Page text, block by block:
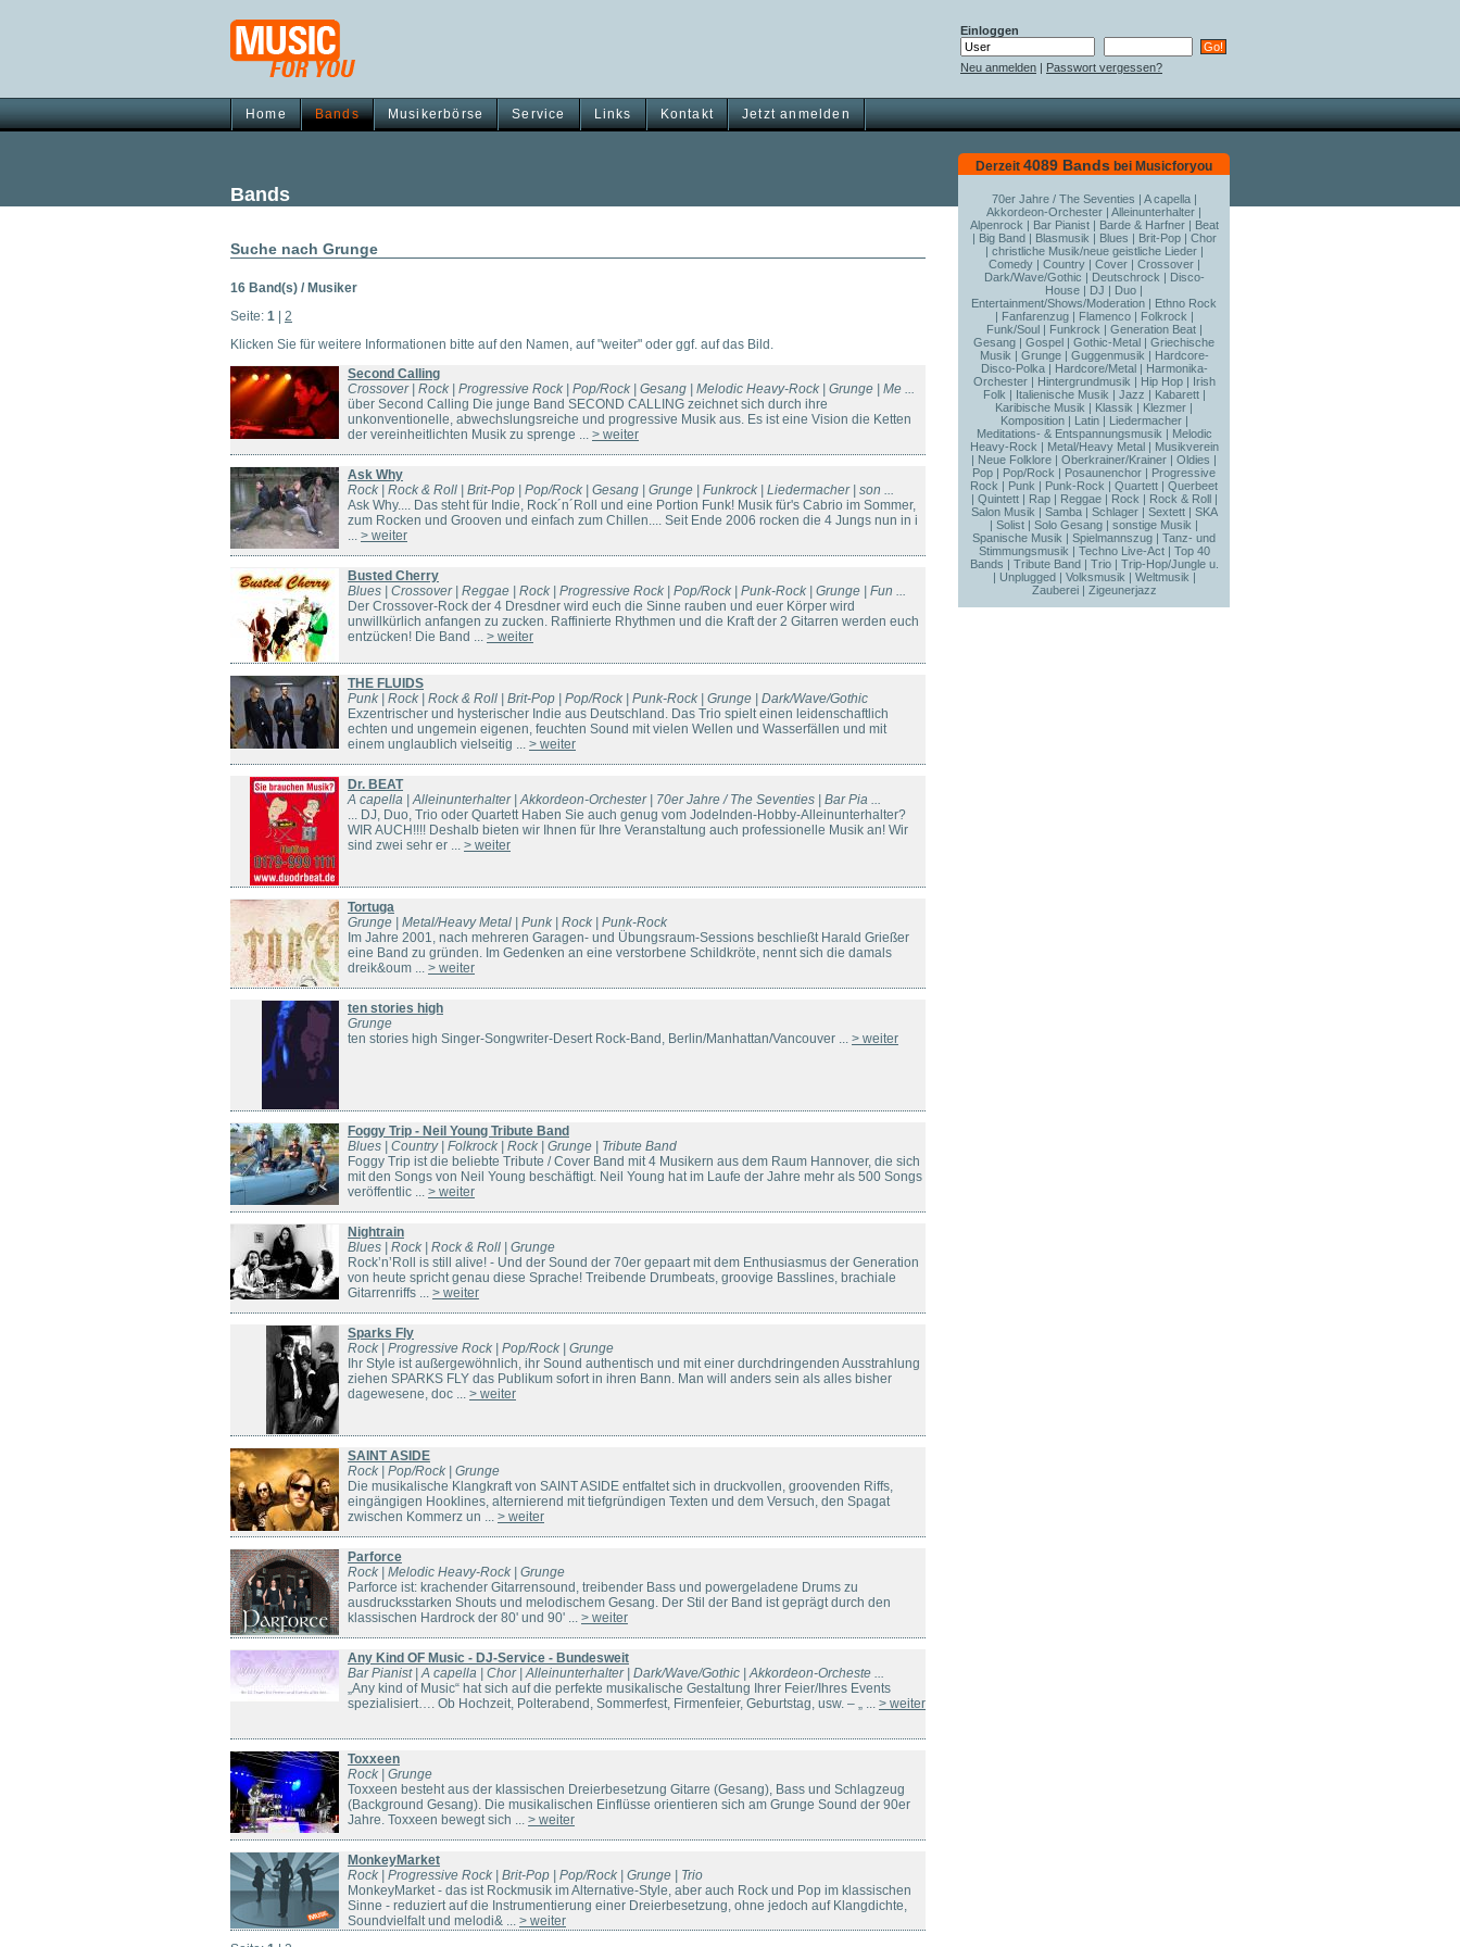
Einloggen
Neu anmelden | Passwort vergessen?
Home Bands Musikerbörse Service Links Kontakt Jetzt anmelden
Derzeit 4089 Bands bei Musicforyou
70er Jahre / The Seventies | A capella|
Akkordeon-Orchester | Alleinunterhalter |
Alpenrock | Bar Pianist| Barde & Harfner| Beat
| Big Band| Blasmusik | Blues | Brit-Pop| Chor
| christliche Musik/neue geistliche Lieder|
Comedy| Country| Cover| Crossover|
Dark/Wave/Gothic | Deutschrock | Disco-
House | DJ | Duo |
Entertainment/Shows/Moderation | Ethno Rock
| Fanfarenzug| Flamenco| Folkrock |
Funk/Soul| Funkrock | Generation Beat|
Gesang | Gospel | Gothic-Metal | Griechische
Musik | Grunge| Guggenmusik | Hardcore-
Disco-Polka| Hardcore/Metal| Harmonika-
Orchester| Hintergrundmusik | Hip Hop| Irish
Folk | Italienische Musik | Jazz | Kabarett|
Karibische Musik | Klassik | Klezmer |
Komposition| Latin| Liedermacher|
Meditations- & Entspannungsmusik | Melodic
Heavy-Rock | Metal/Heavy Metal| Musikverein
| Neue Folklore | Oberkrainer/Krainer | Oldies |
Pop | Pop/Rock | Posaunenchor | Progressive
Rock | Punk | Punk-Rock | Quartett | Querbeet
| Quintett| Rap| Reggae| Rock | Rock & Roll|
Salon Musik | Samba | Schlager | Sextett | SKA
| Solist | Solo Gesang | sonstige Musik |
Spanische Musik | Spielmannszug | Tanz- und
Stimmungsmusik | Techno Live-Act| Top 40
Bands | Tribute Band| Trio| Trip-Hop/Jungle u.
| Unplugged| Volksmusik | Weltmusik |
Zauberei| Zigeunerjazz
Bands
Suche nach Grunge
16 Band(s) / Musiker
Seite: 1
2
Klicken Sie für weitere Informationen bitte auf den Namen, auf "weiter" oder ggf. auf das Bild.
Second Calling
Crossover | Rock | Progressive Rock | Pop/Rock | Gesang | Melodic Heavy-Rock | Grunge | Me ...
über Second Calling Die junge Band SECOND CALLING zeichnet sich durch ihre
unkonventionelle, abwechslungsreiche und progressive Musik aus. Es ist eine Vision die Ketten
der vereinheitlichten Musik zu sprenge ... > weiter
Ask Why
Rock | Rock & Roll | Brit-Pop | Pop/Rock | Gesang | Grunge | Funkrock | Liedermacher | son ...
Ask Why.... Das steht für Indie, Rock´n´Roll und eine Portion Funk! Musik für's Cabrio im Sommer,
zum Rocken und Grooven und einfach zum Chillen.... Seit Ende 2006 rocken die 4 Jungs nun in i
... > weiter
Busted Cherry
Blues | Crossover | Reggae | Rock | Progressive Rock | Pop/Rock | Punk-Rock | Grunge | Fun ...
Der Crossover-Rock der 4 Dresdner wird euch die Sinne rauben und euer Körper wird
unwillkürlich anfangen zu zucken. Raffinierte Rhythmen und die Kraft der 2 Gitarren werden euch
entzücken! Die Band ... > weiter
THE FLUIDS
Punk | Rock | Rock & Roll | Brit-Pop | Pop/Rock | Punk-Rock | Grunge | Dark/Wave/Gothic
Exzentrischer und hysterischer Indie aus Deutschland. Das Trio spielt einen leidenschaftlich
echten und ungemein eigenen, feuchten Sound mit vielen Wellen und Wasserfällen und mit
einem unglaublich vielseitig ... > weiter
Dr. BEAT
A capella | Alleinunterhalter | Akkordeon-Orchester | 70er Jahre / The Seventies | Bar Pia ...
... DJ, Duo, Trio oder Quartett Haben Sie auch genug vom Jodelnden-Hobby-Alleinunterhalter?
WIR AUCH!!!! Deshalb bieten wir Ihnen für Ihre Veranstaltung auch professionelle Musik an! Wir
sind zwei sehr er ... > weiter
Tortuga
Grunge | Metal/Heavy Metal | Punk | Rock | Punk-Rock
Im Jahre 2001, nach mehreren Garagen- und Übungsraum-Sessions beschließt Harald Grießer
eine Band zu gründen. Im Gedenken an eine verstorbene Schildkröte, nennt sich die damals
dreik&oum ... > weiter
ten stories high
Grunge
ten stories high Singer-Songwriter-Desert Rock-Band, Berlin/Manhattan/Vancouver ... > weiter
Foggy Trip - Neil Young Tribute Band
Blues | Country | Folkrock | Rock | Grunge | Tribute Band
Foggy Trip ist die beliebte Tribute / Cover Band mit 4 Musikern aus dem Raum Hannover, die sich
mit den Songs von Neil Young beschäftigt. Neil Young hat im Laufe der Jahre mehr als 500 Songs
veröffentlic ... > weiter
Nightrain
Blues | Rock | Rock & Roll | Grunge
Rock’n’Roll is still alive! - Und der Sound der 70er gepaart mit dem Enthusiasmus der Generation
von heute spricht genau diese Sprache! Treibende Drumbeats, groovige Basslines, brachiale
Gitarrenriffs ... > weiter
Sparks Fly
Rock | Progressive Rock | Pop/Rock | Grunge
Ihr Style ist außergewöhnlich, ihr Sound authentisch und mit einer durchdringenden Ausstrahlung
ziehen SPARKS FLY das Publikum sofort in ihren Bann. Man will anders sein als alles bisher
dagewesene, doc ... > weiter
SAINT ASIDE
Rock | Pop/Rock | Grunge
Die musikalische Klangkraft von SAINT ASIDE entfaltet sich in druckvollen, groovenden Riffs,
eingängigen Hooklines, alternierend mit tiefgründigen Texten und dem Versuch, den Spagat
zwischen Kommerz un ... > weiter
Parforce
Rock | Melodic Heavy-Rock | Grunge
Parforce ist: krachender Gitarrensound, treibender Bass und powergeladene Drums zu
ausdrucksstarken Shouts und melodischem Gesang. Der Stil der Band ist geprägt durch den
klassischen Hardrock der 80' und 90' ... > weiter
Any Kind OF Music - DJ-Service - Bundesweit
Bar Pianist | A capella | Chor | Alleinunterhalter | Dark/Wave/Gothic | Akkordeon-Orcheste ...
„Any kind of Music“ hat sich auf die perfekte musikalische Gestaltung Ihrer Feier/Ihres Events
spezialisiert…. Ob Hochzeit, Polterabend, Sommerfest, Firmenfeier, Geburtstag, usw. – „ ... > weiter
Toxxeen
Rock | Grunge
Toxxeen besteht aus der klassischen Dreierbesetzung Gitarre (Gesang), Bass und Schlagzeug
(Background Gesang). Die musikalischen Einflüsse orientieren sich am Grunge Sound der 90er
Jahre. Toxxeen bewegt sich ... > weiter
MonkeyMarket
Rock | Progressive Rock | Brit-Pop | Pop/Rock | Grunge | Trio
MonkeyMarket - das ist Rockmusik im Alternative-Style, aber auch Rock und Pop im klassischen
Sinne - reduziert auf die Instrumentierung einer Dreierbesetzung, ohne jedoch auf Klangdichte,
Soundvielfalt und melodi& ... > weiter